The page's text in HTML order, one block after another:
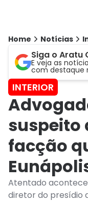
Home Notícias
Siga o Aratu
E veja as
com destaque
INTERIOR
suspeito
facção
Atentado
diretor do presídio